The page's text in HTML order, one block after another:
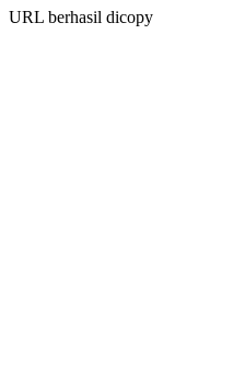
URL berhasil dicopy